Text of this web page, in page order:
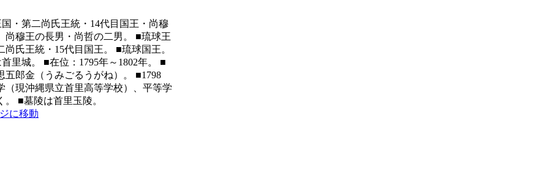
・第二尚氏王統・14代目国王・尚穆
尚穆王の長男・尚哲の二男。 ■琉球王
尚氏王統・15代目国王。 ■琉球国王。
里城。 ■在位：1795年～1802年。 ■
五郎金（うみごるうがね）。 ■1798
（現沖縄県立首里高等学校）、平等学
。 ■墓陵は首里玉陵。
に移動